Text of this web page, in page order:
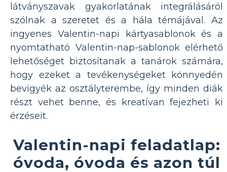
látványszavak gyakorlatának integrálásáról
szólnak a szeretet és a hála témájával. Az
ingyenes Valentin-napi kártyasablonok és a
nyomtatható Valentin-nap-sablonok elérhető
lehetőséget biztosítanak a tanárok számára,
hogy ezeket a tevékenységeket könnyedén
bevigyék az osztályterembe, így minden diák
részt vehet benne, és kreatívan fejezheti ki
érzéseit.
Valentin-napi feladatlap:
óvoda, óvoda és azon túl